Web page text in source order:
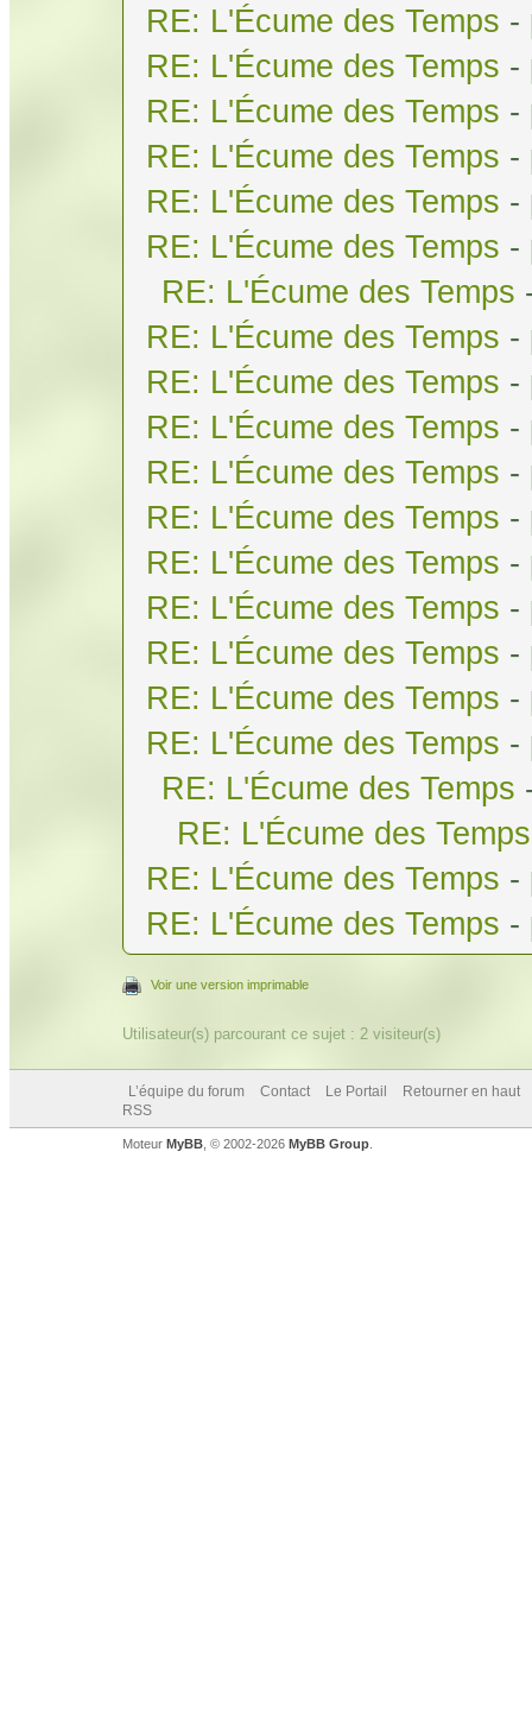
RE: L'Écume des Temps -
RE: L'Écume des Temps -
RE: L'Écume des Temps -
RE: L'Écume des Temps -
RE: L'Écume des Temps -
RE: L'Écume des Temps -
RE: L'Écume des Temps
RE: L'Écume des Temps -
RE: L'Écume des Temps -
RE: L'Écume des Temps -
RE: L'Écume des Temps -
RE: L'Écume des Temps -
RE: L'Écume des Temps -
RE: L'Écume des Temps -
RE: L'Écume des Temps -
RE: L'Écume des Temps -
RE: L'Écume des Temps -
RE: L'Écume des Temps
RE: L'Écume des Temps
RE: L'Écume des Temps -
RE: L'Écume des Temps -
Voir une version imprimable
Utilisateur(s) parcourant ce sujet : 2 visiteur(s)
L’équipe du forum Contact Le Portail
Retourner en haut
RSS
Moteur MyBB , © 2002-2026 MyBB Group